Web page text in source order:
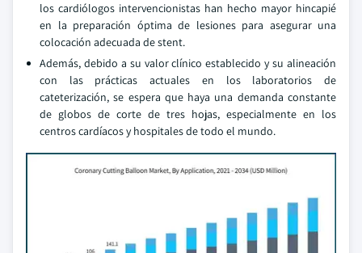
los cardiólogos intervencionistas han hecho mayor hincapié
en la preparación óptima de lesiones para asegurar una
colocación adecuada de stent.
Además, debido a su valor clínico establecido y su alineación
con las prácticas actuales en los laboratorios de
cateterización, se espera que haya una demanda constante
de globos de corte de tres hojas, especialmente en los
centros cardíacos y hospitales de todo el mundo.